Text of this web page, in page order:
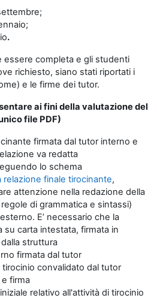
.
essere completa e gli studenti
richiesto, siano stati riportati i
e le firme dei tutor.
ai fini della valutazione del
file PDF)
firmata dal tutor interno e
va redatta
lo schema
relazione finale tirocinante,
attenzione nella redazione della
di grammatica e sintassi)
E’ necessario che la
su carta intestata, firmata in
struttura
firmata dal tutor
convalidato dal tutor
firma
relativo all'attività di tirocinio